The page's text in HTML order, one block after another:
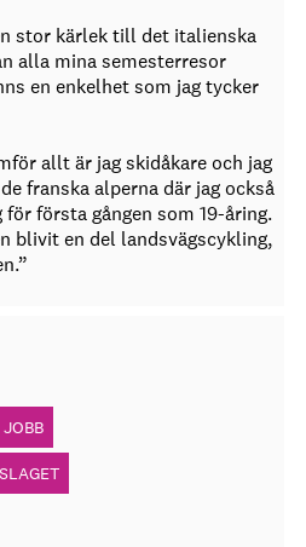
stor kärlek till det italienska
alla mina semesterresor
en enkelhet som jag tycker
allt är jag skidåkare och jag
franska alperna där jag också
första gången som 19-åring.
blivit en del landsvägscykling,